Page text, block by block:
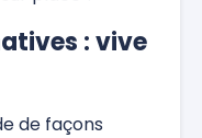
: vive
de façons